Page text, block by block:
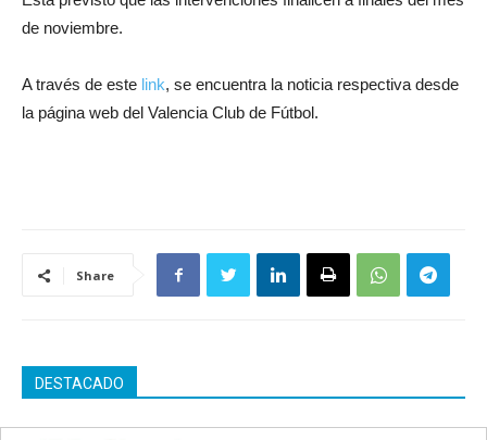
de noviembre.
A través de este link, se encuentra la noticia respectiva desde
la página web del Valencia Club de Fútbol.
Share
DESTACADO